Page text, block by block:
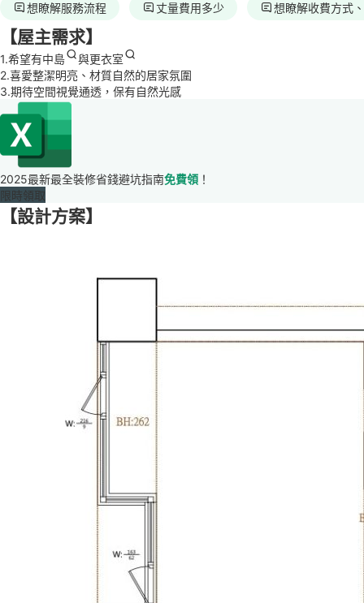
想瞭解服務流程 丈量費用多少 想瞭解收費方式
【屋主需求】
1.希望有中島 與更衣室
2.喜愛整潔明亮、材質自然的居家氛圍
3.期待空間視覺通透，保有自然光感
2025最新最全裝修省錢避坑指南免費領 ！
限時領取
【設計方案】